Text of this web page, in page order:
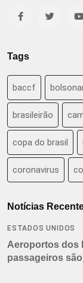
Tags
baccf
brasileirão
copa do brasil
coronavirus
Notícias
ESTADOS UNIDOS
Aeroportos dos
passageiros